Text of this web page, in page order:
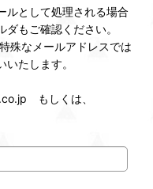
ルとして処理される場合
もご確認ください。
殊なメールアドレスでは
たします。
もしくは、